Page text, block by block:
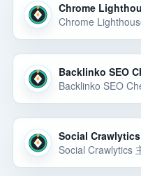
Chrome
Backlinko SEO
Social Crawlytics